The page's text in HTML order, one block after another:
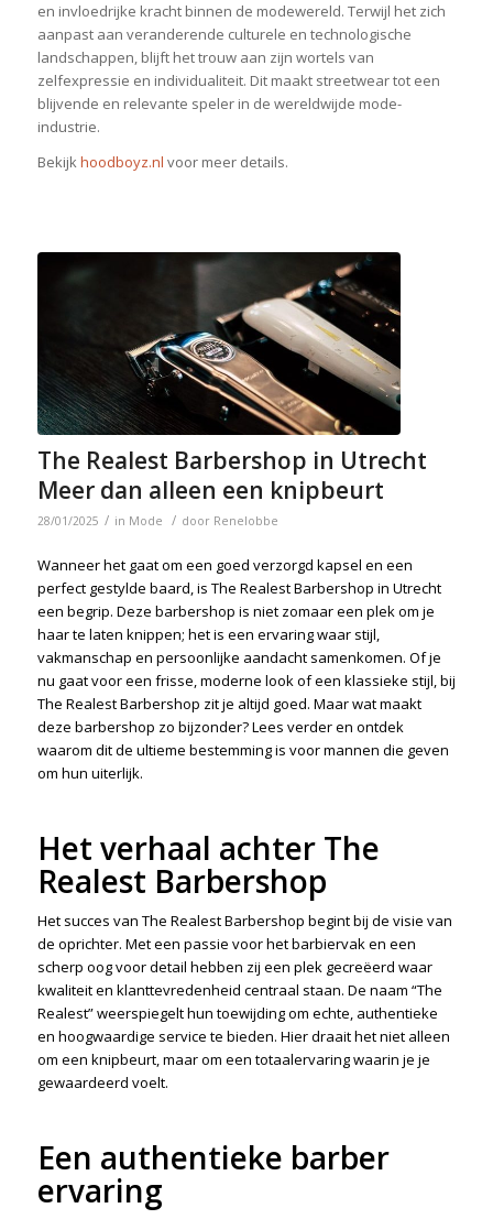
en invloedrijke kracht binnen de modewereld. Terwijl het zich
aanpast aan veranderende culturele en technologische
landschappen, blijft het trouw aan zijn wortels van
zelfexpressie en individualiteit. Dit maakt streetwear tot een
blijvende en relevante speler in de wereldwijde mode-
industrie.
Bekijkhoodboyz.nl voor meer details.
The Realest Barbershop in Utrecht
Meer dan alleen een knipbeurt
28/01/2025 / in Mode / door Renelobbe
Wanneer het gaat om een goed verzorgd kapsel en een
perfect gestylde baard, is The Realest Barbershop in Utrecht
een begrip. Deze barbershop is niet zomaar een plek om je
haar te laten knippen; het is een ervaring waar stijl,
vakmanschap en persoonlijke aandacht samenkomen. Of je
nu gaat voor een frisse, moderne look of een klassieke stijl, bij
The Realest Barbershop zit je altijd goed. Maar wat maakt
deze barbershop zo bijzonder? Lees verder en ontdek
waarom dit de ultieme bestemming is voor mannen die geven
om hun uiterlijk.
Het verhaal achter The
Realest Barbershop
Het succes van The Realest Barbershop begint bij de visie van
de oprichter. Met een passie voor het barbiervak en een
scherp oog voor detail hebben zij een plek gecreëerd waar
kwaliteit en klanttevredenheid centraal staan. De naam “The
Realest” weerspiegelt hun toewijding om echte, authentieke
en hoogwaardige service te bieden. Hier draait het niet alleen
om een knipbeurt, maar om een totaalervaring waarin je je
gewaardeerd voelt.
Een authentieke barber
ervaring